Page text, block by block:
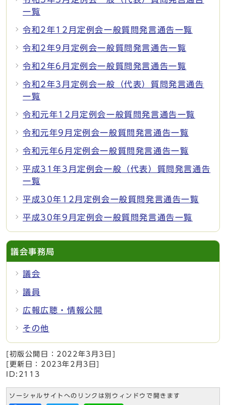
一覧
令和2年12月定例会一般質問発言通告一覧
令和2年9月定例会一般質問発言通告一覧
令和2年6月定例会一般質問発言通告一覧
令和2年3月定例会一般（代表）質問発言通告
一覧
令和元年12月定例会一般質問発言通告一覧
令和元年9月定例会一般質問発言通告一覧
令和元年6月定例会一般質問発言通告一覧
平成31年3月定例会一般（代表）質問発言通告
一覧
平成30年12月定例会一般質問発言通告一覧
平成30年9月定例会一般質問発言通告一覧
議会事務局
議会
議員
広報広聴・情報公開
その他
[初版公開日： 2022年3月3日
[更新日： 2023年2月3日
ID:2113
ソーシャルサイトへのリンクは別ウィンドウで開きます